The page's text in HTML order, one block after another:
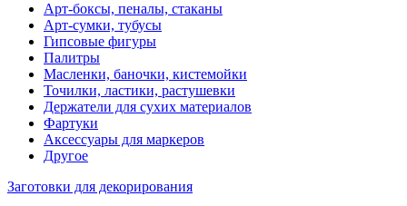
Арт-боксы, пеналы, стаканы
Арт-сумки, тубусы
Гипсовые фигуры
Палитры
Масленки, баночки, кистемойки
Точилки, ластики, растушевки
Держатели для сухих материалов
Фартуки
Аксессуары для маркеров
Другое
Заготовки для декорирования